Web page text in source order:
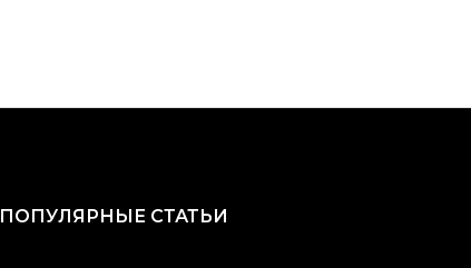
ПОПУЛЯРНЫЕ СТАТЬИ